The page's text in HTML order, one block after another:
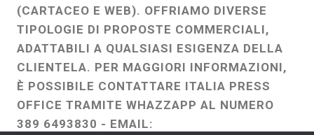
(CARTACEO E WEB). OFFRIAMO DIVERSE
TIPOLOGIE DI PROPOSTE COMMERCIALI,
ADATTABILI A QUALSIASI ESIGENZA DELLA
CLIENTELA. PER MAGGIORI INFORMAZIONI,
È POSSIBILE CONTATTARE ITALIA PRESS
OFFICE TRAMITE WHAZZAPP AL NUMERO
389 6493830 - EMAIL: